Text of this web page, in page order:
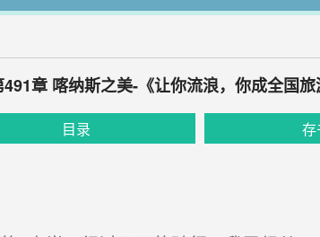
491章 喀纳斯之美-《让你流浪，你成全国旅
目录 存